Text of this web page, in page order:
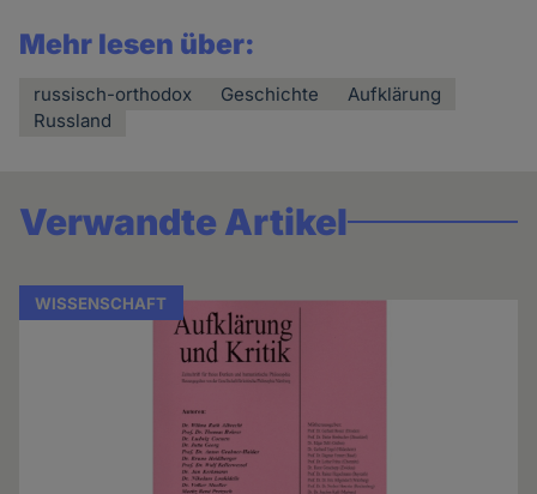
Mehr lesen über:
russisch-orthodox Geschichte
Aufklärung
Russland
Verwandte Artikel
WISSENSCHAFT